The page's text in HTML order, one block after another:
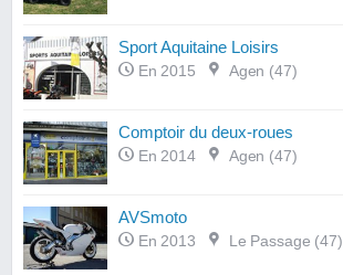
Sport Aquitaine Loisirs
En 2015 Agen (47)
Comptoir du deux-roues
En 2014 Agen (47)
AVSmoto
En 2013 Le Passage (47)